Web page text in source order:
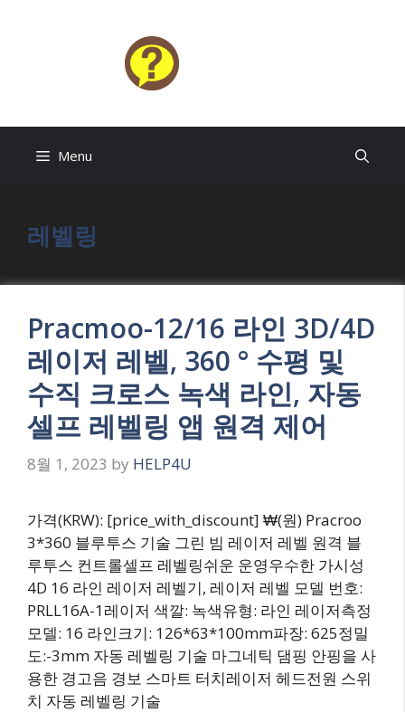
Menu
레벨링
Pracmoo-12/16 라인 3D/4D
레이저 레벨, 360 ° 수평 및
수직 크로스 녹색 라인, 자동
셀프 레벨링 앱 원격 제어
8월 1, 2023 by HELP4U
가격(KRW): [price_with_discount] ₩(원) Pracroo
3*360 블루투스 기술 그린 빔 레이저 레벨 원격 블
루투스 컨트롤셀프 레벨링쉬운 운영우수한 가시성
4D 16 라인 레이저 레벨기, 레이저 레벨 모델 번호:
PRLL16A-1레이저 색깔: 녹색유형: 라인 레이저측정
모델: 16 라인크기: 126*63*100mm파장: 625정밀
도:-3mm 자동 레벨링 기술 마그네틱 댐핑 안핑을 사
용한 경고음 경보 스마트 터치레이저 헤드전원 스위
치 자동 레벨링 기술